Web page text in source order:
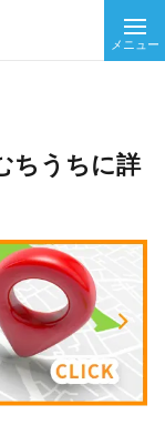
メニュー
ちうちに詳